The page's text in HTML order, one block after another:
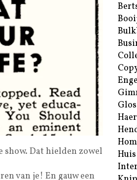
show. Dat hielden zowel
van je! En gauw een